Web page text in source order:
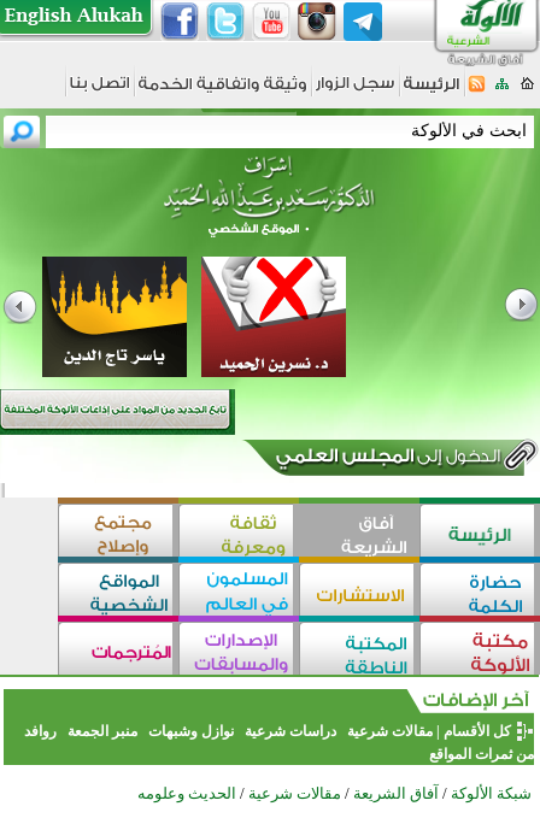
كل الأقسام |مقالات شرعية دراسات شرعية نوازل وشبهات منبر الجمعة
روافد
من ثمرات المواقع
شبكة الألوكة / آفاق الشريعة / مقالات شرعية / الحديث وعلومه